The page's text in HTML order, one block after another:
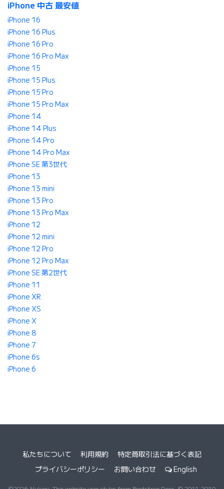
iPhone 中古 最安値
iPhone 16
iPhone 16 Plus
iPhone 16 Pro
iPhone 16 Pro Max
iPhone 15
iPhone 15 Plus
iPhone 15 Pro
iPhone 15 Pro Max
iPhone 14
iPhone 14 Plus
iPhone 14 Pro
iPhone 14 Pro Max
iPhone SE 第3世代
iPhone 13
iPhone 13 mini
iPhone 13 Pro
iPhone 13 Pro Max
iPhone 12
iPhone 12 mini
iPhone 12 Pro
iPhone 12 Pro Max
iPhone SE 第2世代
iPhone 11
iPhone XR
iPhone XS
iPhone X
iPhone 8
iPhone 7
iPhone 6s
iPhone 6
私たちについて 利用規約
特定商取引法に基づく表記
プライバシーポリシー
お問い合わせ English